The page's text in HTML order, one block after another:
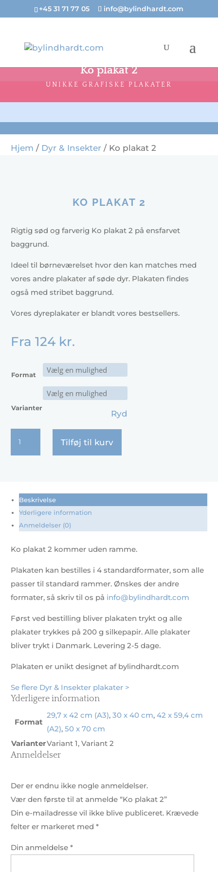
+45 31 71 77 05 info@bylindhardt.com
Ko plakat 2
UNIKKE GRAFISKE PLAKATER
Hjem / Dyr & Insekter / Ko plakat 2
KO PLAKAT 2
Rigtig sød og farverig Ko plakat 2 på ensfarvet
baggrund.
Ideel til børneværelset hvor den kan matches med
vores andre plakater af søde dyr. Plakaten findes
også med stribet baggrund.
Vores dyreplakater er blandt vores bestsellers.
Fra124 kr.
Format
Varianter
Ryd
Tilføj til kurv
Beskrivelse
Yderligere information
Anmeldelser (0)
Ko plakat 2 kommer uden ramme.
Plakaten kan bestilles i 4 standardformater, som alle
passer til standard rammer. Ønskes der andre
formater, så skriv til os på info@bylindhardt.com
Først ved bestilling bliver plakaten trykt og alle
plakater trykkes på 200 g silkepapir. Alle plakater
bliver trykt i Danmark. Levering 2-5 dage.
Plakaten er unikt designet af bylindhardt.com
Se flere Dyr & Insekter plakater >
Yderligere information
Format
29,7 x 42 cm (A3),30 x 40 cm,42 x 59,4 cm
(A2),50 x 70 cm
VarianterVariant 1, Variant 2
Anmeldelser
Der er endnu ikke nogle anmeldelser.
Vær den første til at anmelde “Ko plakat 2”
Din e-mailadresse vil ikke blive publiceret. Krævede
felter er markeret med*
Din anmeldelse*